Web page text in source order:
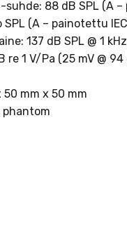
88 dB SPL (A –
SPL (A – painotettu
137 dB SPL @ 1
re 1 V/Pa (25 mV @
mm x 50 mm